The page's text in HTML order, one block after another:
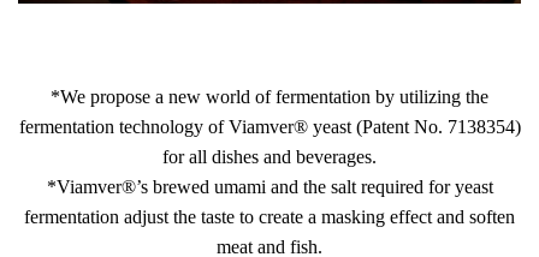
*We propose a new world of fermentation by utilizing the
fermentation technology of Viamver®︎ yeast (Patent No. 7138354)
for all dishes and beverages.
*Viamver®︎’s brewed umami and the salt required for yeast
fermentation adjust the taste to create a masking effect and soften
meat and fish.